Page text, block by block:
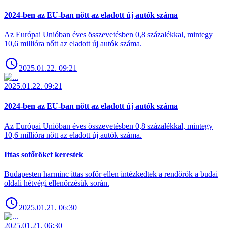
2024-ben az EU-ban nőtt az eladott új autók száma
Az Európai Unióban éves összevetésben 0,8 százalékkal, mintegy
10,6 millióra nőtt az eladott új autók száma.
2025.01.22. 09:21
2025.01.22. 09:21
2024-ben az EU-ban nőtt az eladott új autók száma
Az Európai Unióban éves összevetésben 0,8 százalékkal, mintegy
10,6 millióra nőtt az eladott új autók száma.
Ittas sofőröket kerestek
Budapesten harminc ittas sofőr ellen intézkedtek a rendőrök a budai
oldali hétvégi ellenőrzésük során.
2025.01.21. 06:30
2025.01.21. 06:30